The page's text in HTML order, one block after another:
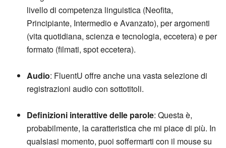
livello di competenza linguistica (Neofita,
Principiante, Intermedio e Avanzato), per argomenti
(vita quotidiana, scienza e tecnologia, eccetera) e per
formato (filmati, spot eccetera).
Audio: FluentU offre anche una vasta selezione di
registrazioni audio con sottotitoli.
Definizioni interattive delle parole: Questa è,
probabilmente, la caratteristica che mi piace di più. In
qualsiasi momento, puoi soffermarti con il mouse su